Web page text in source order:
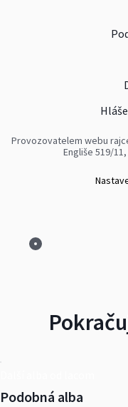
Provozovatelem webu
Engliše 519/11,
Podobná alba